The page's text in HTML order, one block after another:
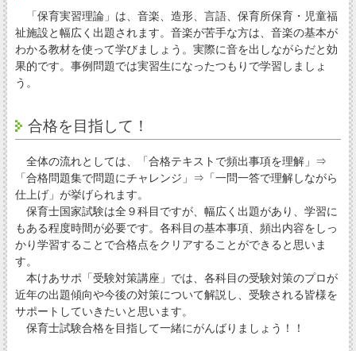
「保育実習理論」は、音楽、造形、言語、保育所保育・児童福
祉施設と幅広く出題されます。音楽が苦手な方は、音楽の基本が
わかる教材を使って学びましょう。実際に音を出しながらだと効
果的です。事例問題では実習生になったつもりで学習しましょ
う。
合格を目指して！
全体の流れとしては、「合格テキストで頻出事項を理解」⇒
「合格問題集で問題にチャレンジ」⇒「一問一答で理解しながら
仕上げ」が挙げられます。
保育士国家試験は全９科目ですが、幅広く出題があり、学習に
もある程度時間が必要です。各科目の基本事項、頻出内容をしっ
かり学習することで合格点をクリアすることができると思いま
す。
本けあサポ「受験対策講座」では、各科目の受験対策のプロが
近年の出題傾向や今後の対策について解説し、受験される皆様を
サポートしていきたいと思います。
保育士試験合格を目指して一緒にがんばりましょう！！